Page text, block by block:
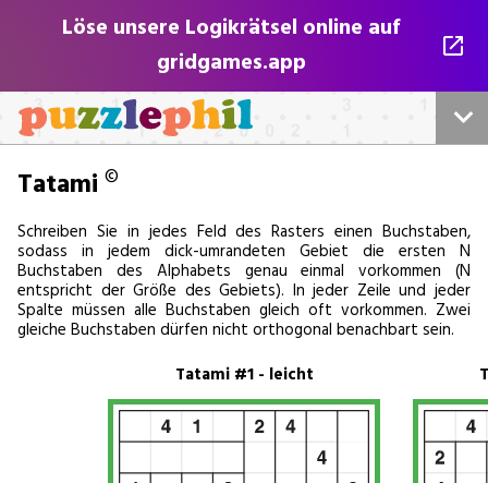
Löse unsere Logikrätsel online auf
gridgames.app
Alle unsere Rätsel
Sudokus
Kreuzwort
Play Online
Tatami ©
Schreiben Sie in jedes Feld des Rasters einen Buchstaben,
sodass in jedem dick-umrandeten Gebiet die ersten N
Buchstaben des Alphabets genau einmal vorkommen (N
entspricht der Größe des Gebiets). In jeder Zeile und jeder
Spalte müssen alle Buchstaben gleich oft vorkommen. Zwei
gleiche Buchstaben dürfen nicht orthogonal benachbart sein.
Tatami #1 - leicht